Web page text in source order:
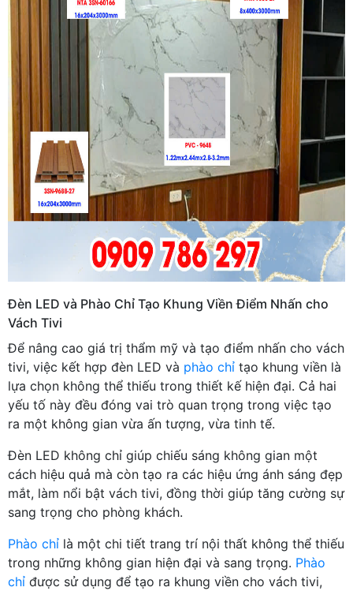
Đèn LED và Phào Chỉ Tạo Khung Viền Điểm Nhấn cho
Vách Tivi
Để nâng cao giá trị thẩm mỹ và tạo điểm nhấn cho vách
tivi, việc kết hợp đèn LED và phào chỉ tạo khung viền là
lựa chọn không thể thiếu trong thiết kế hiện đại. Cả hai
yếu tố này đều đóng vai trò quan trọng trong việc tạo
ra một không gian vừa ấn tượng, vừa tinh tế.
Đèn LED không chỉ giúp chiếu sáng không gian một
cách hiệu quả mà còn tạo ra các hiệu ứng ánh sáng đẹp
mắt, làm nổi bật vách tivi, đồng thời giúp tăng cường sự
sang trọng cho phòng khách.
Phào chỉ là một chi tiết trang trí nội thất không thể thiếu
trong những không gian hiện đại và sang trọng. Phào
chỉ được sử dụng để tạo ra khung viền cho vách tivi,